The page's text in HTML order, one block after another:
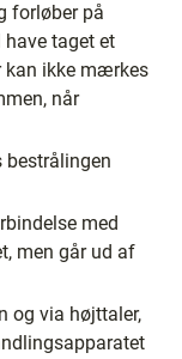
forløber på
taget et
kan ikke mærkes
når
bestrålingen
med
men går ud af
og via højttaler,